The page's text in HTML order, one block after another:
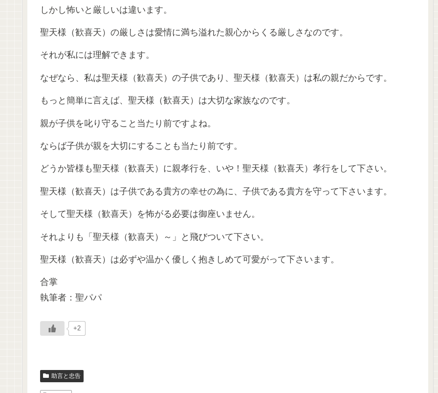
しかし怖いと厳しいは違います。
聖天様（歓喜天）の厳しさは愛情に満ち溢れた親心からくる厳しさなのです。
それが私には理解できます。
なぜなら、私は聖天様（歓喜天）の子供であり、聖天様（歓喜天）は私の親だからです。
もっと簡単に言えば、聖天様（歓喜天）は大切な家族なのです。
親が子供を叱り守ること当たり前ですよね。
ならば子供が親を大切にすることも当たり前です。
どうか皆様も聖天様（歓喜天）に親孝行を、いや！聖天様（歓喜天）孝行をして下さい。
聖天様（歓喜天）は子供である貴方の幸せの為に、子供である貴方を守って下さいます。
そして聖天様（歓喜天）を怖がる必要は御座いません。
それよりも「聖天様（歓喜天）～」と飛びついて下さい。
聖天様（歓喜天）は必ずや温かく優しく抱きしめて可愛がって下さいます。
合掌
執筆者：聖パパ
+2
助言と忠告